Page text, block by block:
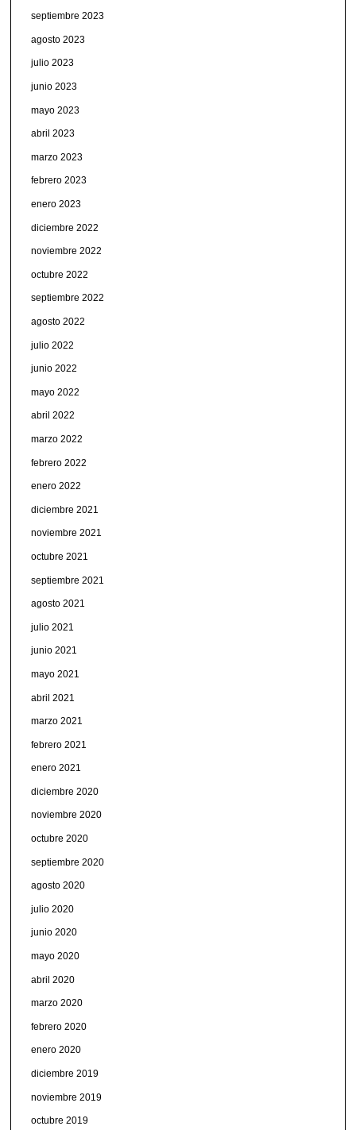
septiembre 2023
agosto 2023
julio 2023
junio 2023
mayo 2023
abril 2023
marzo 2023
febrero 2023
enero 2023
diciembre 2022
noviembre 2022
octubre 2022
septiembre 2022
agosto 2022
julio 2022
junio 2022
mayo 2022
abril 2022
marzo 2022
febrero 2022
enero 2022
diciembre 2021
noviembre 2021
octubre 2021
septiembre 2021
agosto 2021
julio 2021
junio 2021
mayo 2021
abril 2021
marzo 2021
febrero 2021
enero 2021
diciembre 2020
noviembre 2020
octubre 2020
septiembre 2020
agosto 2020
julio 2020
junio 2020
mayo 2020
abril 2020
marzo 2020
febrero 2020
enero 2020
diciembre 2019
noviembre 2019
octubre 2019